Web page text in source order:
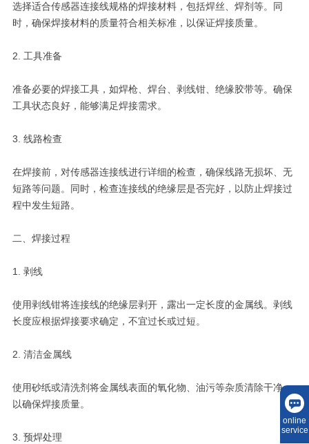
选择适合传感器连接线规格的焊接材料，包括焊丝、焊剂等。同
时，确保焊接材料的质量符合相关标准，以保证焊接质量。
2. 工具准备
准备必要的焊接工具，如焊枪、焊台、剥线钳、绝缘胶带等。确保
工具状态良好，能够满足焊接需求。
3. 线路检查
在焊接前，对传感器连接线进行详细的检查，确保线路无损坏、无
短路等问题。同时，检查连接线的绝缘层是否完好，以防止焊接过
程中发生短路。
二、焊接过程
1. 剥线
使用剥线钳将连接线的绝缘层剥开，露出一定长度的金属线。剥线
长度应根据焊接要求确定，不宜过长或过短。
2. 清洁金属线
使用砂纸或清洗剂将金属线表面的氧化物、油污等杂质清除干净，
以确保焊接质量。
3. 预焊处理
online
service